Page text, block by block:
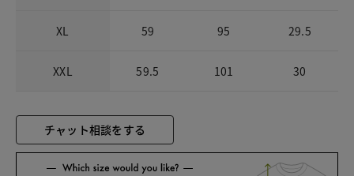
XL 59 95 29.5
XXL 59.5 101 30
チャット相談をする